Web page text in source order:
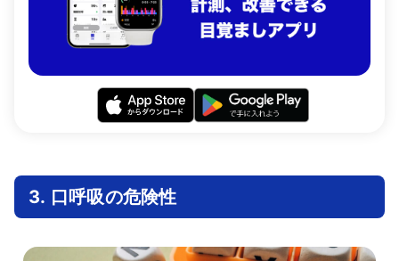
3. 口呼吸の危険性